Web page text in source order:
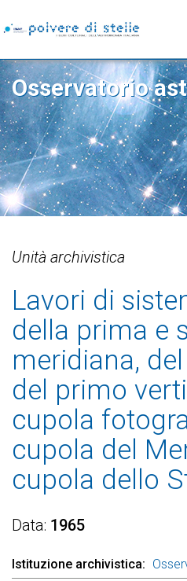
Unità archivistica
Lavori di
della prima e
meridiana,
del primo
cupola
cupola del
cupola dello
Data 1965
Istituzione archivistica